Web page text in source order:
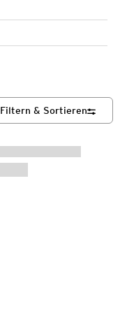
Filtern & Sortieren